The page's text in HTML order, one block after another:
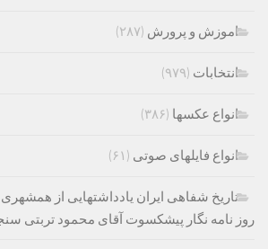
اموزش و پرورش (۲۸۷)
انتخابات (۹۷۹)
انواع عکسها (۳۸۶)
انواع فایلهای صوتی (۶۱)
تاریخ شفاهی ایران یادداشتهایی از
روز نامه نگار پیشکسوت آقای محمود تربتی